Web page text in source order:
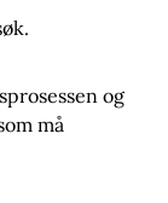
og
må